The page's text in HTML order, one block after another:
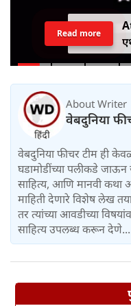
Read more
About Writer
वेबदुनिया
वेबदुनिया फीचर टीम ही
घडामोडींच्या पलीकडे जाऊन
साहित्य, आणि मानवी
माहिती देणारे विशेष लेख
तर त्यांच्या आवडीच्या
साहित्य उपलब्ध करून